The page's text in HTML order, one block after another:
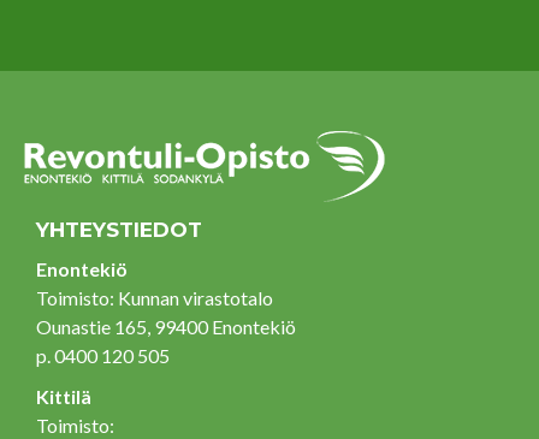
YHTEYSTIEDOT
Enontekiö
Toimisto: Kunnan virastotalo
Ounastie 165, 99400 Enontekiö
p. 0400 120 505
Kittilä
Toimisto: